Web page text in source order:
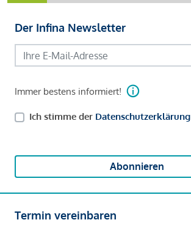
Der Infina Newsletter
Immer bestens informiert!
Ich stimme der Datenschutzerklärung
Abonnieren
Termin vereinbaren